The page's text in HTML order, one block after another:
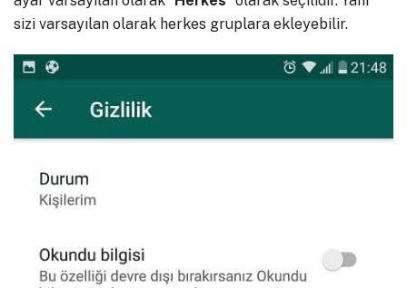
sizi varsayılan olarak herkes gruplara ekleyebilir.